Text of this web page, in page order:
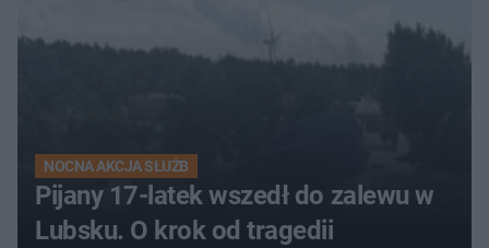
NOCNA AKCJA SŁUŻB
Pijany 17-latek wszedł do zalewu w
Lubsku. O krok od tragedii